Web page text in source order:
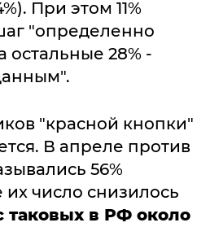
При этом 11%
"определенно
28% -
"красной кнопки"
В апреле против
56%
число снизилось
таковых в РФ около